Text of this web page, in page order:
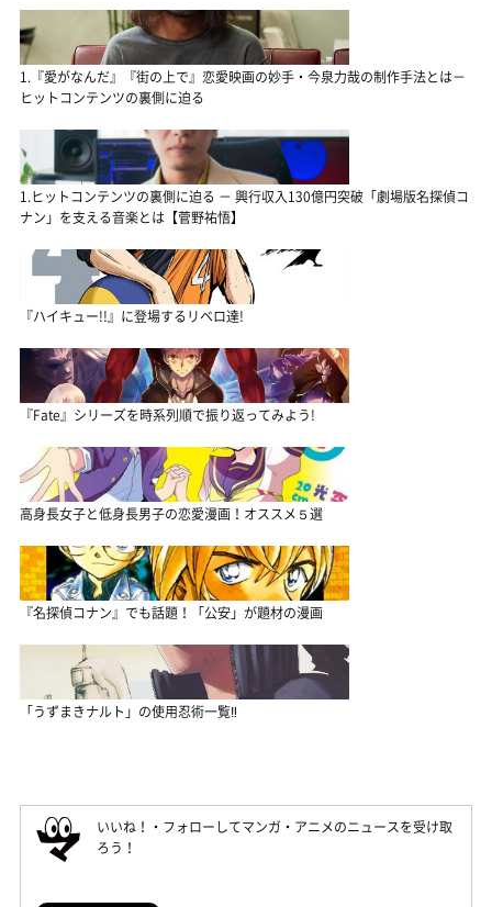
1.『愛がなんだ』『街の上で』恋愛映画の妙手・今泉力哉の制作手法とは－
ヒットコンテンツの裏側に迫る
1.ヒットコンテンツの裏側に迫る － 興行収入130億円突破「劇場版名探偵コ
ナン」を支える音楽とは【菅野祐悟】
『ハイキュー!!』に登場するリベロ達!
『Fate』シリーズを時系列順で振り返ってみよう!
高身長女子と低身長男子の恋愛漫画！オススメ５選
『名探偵コナン』でも話題！「公安」が題材の漫画
「うずまきナルト」の使用忍術一覧‼
いいね！・フォローしてマンガ・アニメのニュースを受け取
ろう！